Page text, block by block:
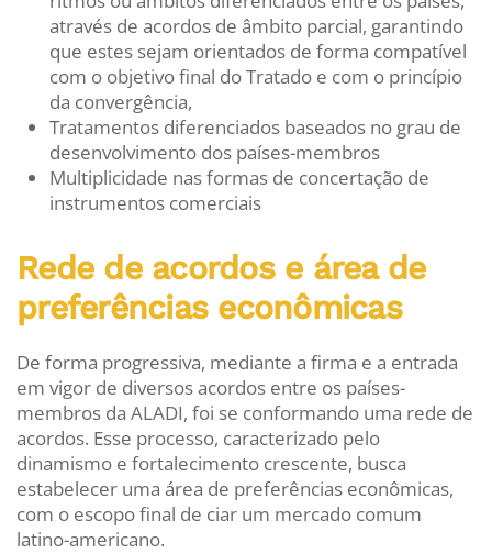
através de acordos de âmbito parcial, garantindo
que estes sejam orientados de forma compatível
com o objetivo final do Tratado e com o princípio
da convergência,
Tratamentos diferenciados baseados no grau de
desenvolvimento dos países-membros
Multiplicidade nas formas de concertação de
instrumentos comerciais
Rede de acordos e área de
preferências econômicas
De forma progressiva, mediante a firma e a entrada
em vigor de diversos acordos entre os países-
membros da ALADI, foi se conformando uma rede de
acordos. Esse processo, caracterizado pelo
dinamismo e fortalecimento crescente, busca
estabelecer uma área de preferências econômicas,
com o escopo final de ciar um mercado comum
latino-americano.